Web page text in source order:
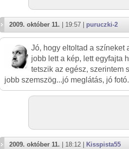
2009. október 11. | 19:57 | puruczki-2
Jó, hogy eltoltad a színeket
jobb lett a kép, lett egyfajta
tetszik az egész, szerintem
jobb szemszög...jó meglátás, jó fotó.
2009. október 11. | 18:12 | Kisspista55